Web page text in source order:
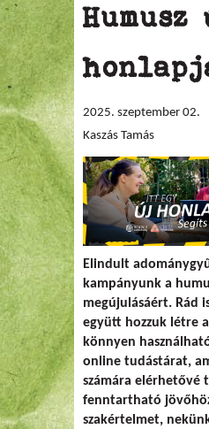
Humusz
2025. szeptember 02.
Kaszás Tamás
Elindult
kampányunk a
megújulásáért. Rád
együtt hozzuk létre
könnyen
online tudástárat,
számára elérhetővé
fenntartható
szakértelmet,